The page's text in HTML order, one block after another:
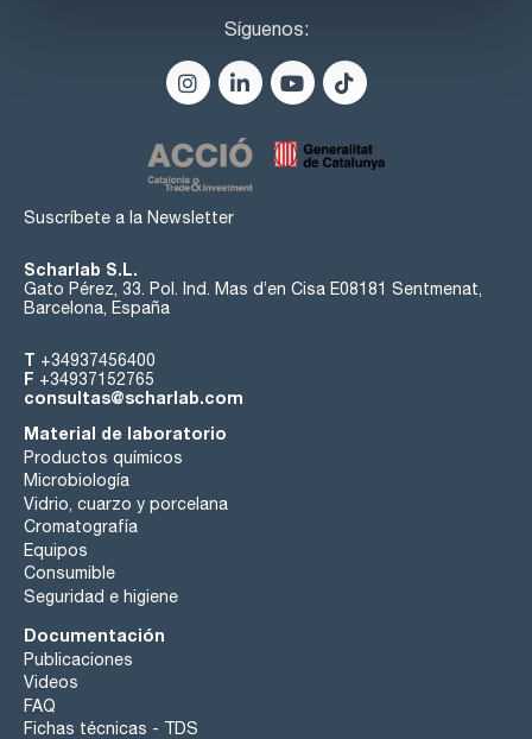
Síguenos:
Suscríbete a la Newsletter
Scharlab S.L.
Gato Pérez, 33. Pol. Ind. Mas d’en Cisa E08181 Sentmenat,
Barcelona, España
T +34937456400
F +34937152765
consultas@scharlab.com
Material de laboratorio
Productos químicos
Microbiología
Vidrio, cuarzo y porcelana
Cromatografía
Equipos
Consumible
Seguridad e higiene
Documentación
Publicaciones
Videos
FAQ
Fichas técnicas - TDS